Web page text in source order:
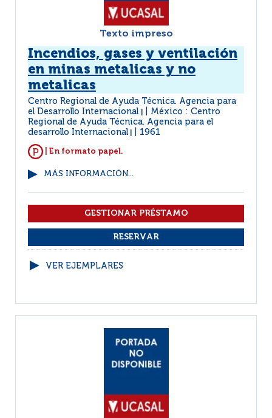
Texto impreso
Incendios, gases y ventilación
en minas metalicas y no
metalicas
Centro Regional de Ayuda Técnica. Agencia para
el Desarrollo Internacional
México : Centro
Regional de Ayuda Técnica. Agencia para el
desarrollo Internacional
1961
| En formato papel.
MÁS INFORMACIÓN...
VER EJEMPLARES